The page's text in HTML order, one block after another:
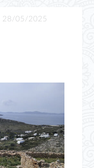
28/05/2025